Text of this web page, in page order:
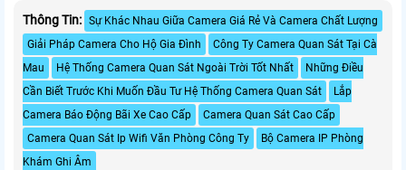
Thông Tin: Sự Khác Nhau Giữa Camera Giá Rẻ Và Camera Chất Lượng
Giải Pháp Camera Cho Hộ Gia Đình
Công Ty Camera Quan Sát Tại Cà
Mau
Hệ Thống Camera Quan Sát Ngoài Trời Tốt Nhất
Những Điều
Cần Biết Trước Khi Muốn Đầu Tư Hệ Thống Camera Quan Sát
Lắp
Camera Báo Động Bãi Xe Cao Cấp
Camera Quan Sát Cao Cấp
Camera Quan Sát Ip Wifi Văn Phòng Công Ty
Bộ Camera IP Phòng
Khám Ghi Âm